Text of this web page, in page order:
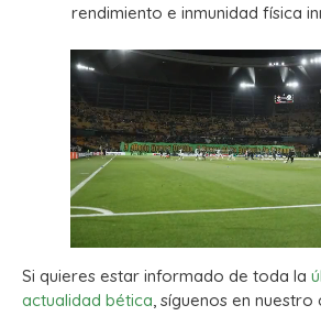
rendimiento e inmunidad física
Si quieres estar informado de toda la
actualidad bética, síguenos en nuestro